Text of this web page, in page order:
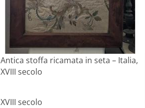
Antica stoffa ricamata in seta – Italia,
XVIII secolo
XVIII secolo